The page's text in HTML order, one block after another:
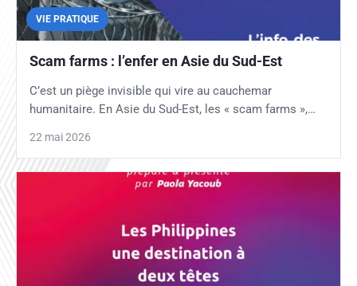
VIE PRATIQUE
Scam farms : l’enfer en Asie du Sud-Est
C’est un piège invisible qui vire au cauchemar
humanitaire. En Asie du Sud-Est, les « scam farms »,…
22 mai 2026